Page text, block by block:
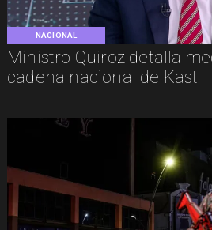
NACIONAL
Ministro Quiroz detalla
cadena nacional de Kast